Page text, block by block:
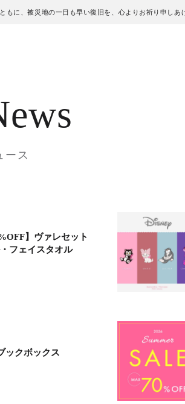
に、被災地の一日も早い復旧を、心よりお祈り申しあ
ース
】ヴァレセット
フェイスタオル
ックボックス